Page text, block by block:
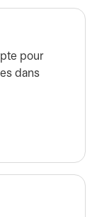
pour
dans